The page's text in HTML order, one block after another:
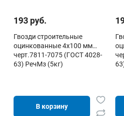
193 руб.
Гвозди строительные
оцинкованные 4х100 мм
черт.7811-7075 (ГОСТ 4028-
63) РечМз (5кг)
В корзину